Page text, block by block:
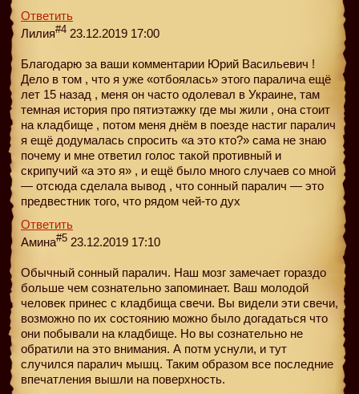
Ответить
Лилия#4 23.12.2019 17:00
Благодарю за ваши комментарии Юрий Васильевич !
Дело в том , что я уже «отбоялась» этого паралича ещё
лет 15 назад , меня он часто одолевал в Украине, там
темная история про пятиэтажку где мы жили , она стоит
на кладбище , потом меня днём в поезде настиг паралич
я ещё додумалась спросить «а это кто?» сама не знаю
почему и мне ответил голос такой противный и
скрипучий «а это я» , и ещё было много случаев со мной
— отсюда сделала вывод , что сонный паралич — это
предвестник того, что рядом чей-то дух
Ответить
Амина#5 23.12.2019 17:10
Обычный сонный паралич. Наш мозг замечает гораздо
больше чем сознательно запоминает. Ваш молодой
человек принес с кладбища свечи. Вы видели эти свечи,
возможно по их состоянию можно было догадаться что
они побывали на кладбище. Но вы сознательно не
обратили на это внимания. А потм уснули, и тут
случился паралич мышц. Таким образом все последние
впечатления вышли на поверхность.